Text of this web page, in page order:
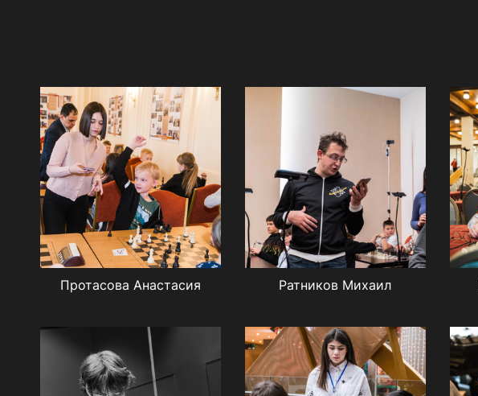
Протасова Анастасия Ратников Михаил